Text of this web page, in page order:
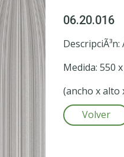
06.20.016
Medida: 550
(ancho x alto
Volver